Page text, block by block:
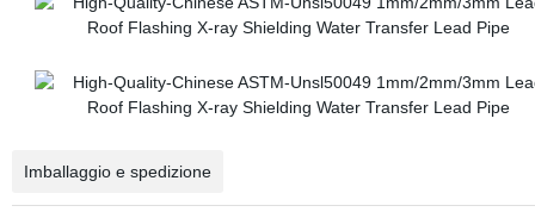
Imballaggio e spedizione